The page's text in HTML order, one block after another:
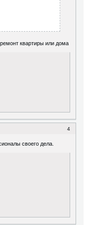
ремонт квартиры или дома
4
своего дела.